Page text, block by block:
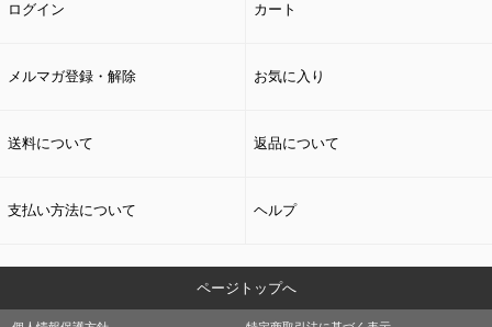
ログイン カート
メルマガ登録・解除 お気に入り
送料について 返品について
支払い方法について ヘルプ
ページトップへ